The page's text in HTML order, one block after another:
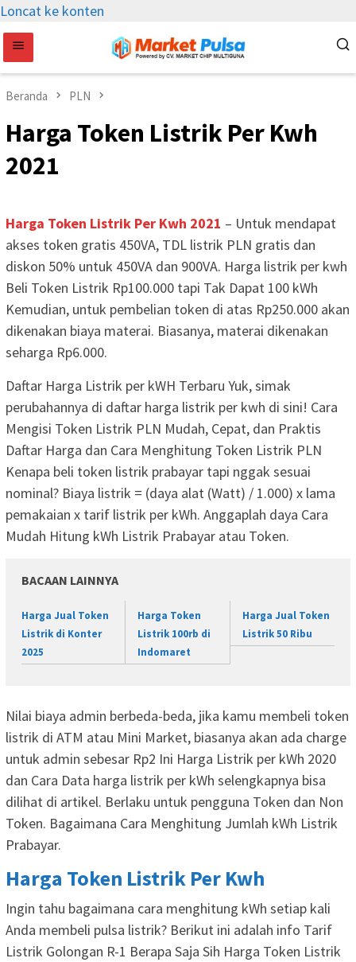
Loncat ke konten
Beranda PLN
Harga Token Listrik Per Kwh
2021
Harga Token Listrik Per Kwh 2021 – Untuk mendapat
akses token gratis 450VA, TDL listrik PLN gratis dan
diskon 50% untuk 450VA dan 900VA. Harga listrik per kwh
Beli Token Listrik Rp100.000 tapi Tak Dapat 100 kWh
Kemudian, untuk pembelian token di atas Rp250.000 akan
dikenakan biaya materai. Biasanya, materai dikenakan
seharga Rp6.000.
Daftar Harga Listrik per kWH Terbaru Yuk, simak
perubahannya di daftar harga listrik per kwh di sini! Cara
Mengisi Token Listrik PLN Mudah, Cepat, dan Praktis
Daftar Harga dan Cara Menghitung Token Listrik PLN
Kenapa beli token listrik prabayar tapi nggak sesuai
nominal? Biaya listrik = (daya alat (Watt) / 1.000) x lama
pemakaian x tarif listrik per kWh. Anggaplah daya Cara
Mudah Hitung kWh Listrik Prabayar atau Token.
BACAAN LAINNYA
Harga Jual Token
Listrik di Konter
2025
Harga Token
Listrik 100rb di
Indomaret
Harga Jual Token
Listrik 50 Ribu
Nilai biaya admin berbeda-beda, jika kamu membeli token
listrik di ATM atau Mini Market, biasanya akan ada charge
untuk admin sebesar Rp2 Ini Harga Listrik per kWh 2020
dan Cara Data harga listrik per kWh selengkapnya bisa
dilihat di artikel. Berlaku untuk pengguna Token dan Non
Token. Bagaimana Cara Menghitung Jumlah kWh Listrik
Prabayar.
Harga Token Listrik Per Kwh
Ingin tahu bagaimana cara menghitung kWh setiap kali
Anda membeli pulsa listrik? Berikut ini adalah info Tarif
Listrik Golongan R-1 Berapa Saja Sih Harga Token Listrik